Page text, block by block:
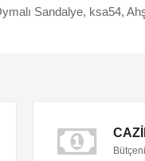
Sandalye, ksa54,